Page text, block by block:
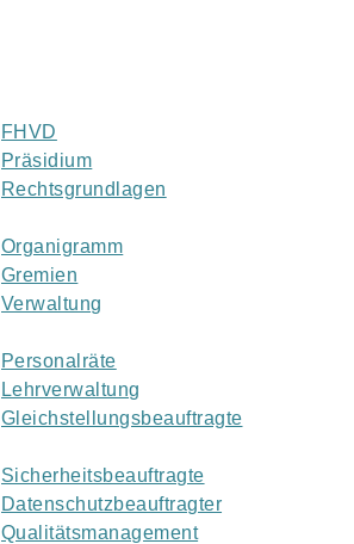
FHVD
Präsidium
Rechtsgrundlagen
Organigramm
Gremien
Verwaltung
Personalräte
Lehrverwaltung
Gleichstellungsbeauftragte
Sicherheitsbeauftragte
Datenschutzbeauftragter
Qualitätsmanagement